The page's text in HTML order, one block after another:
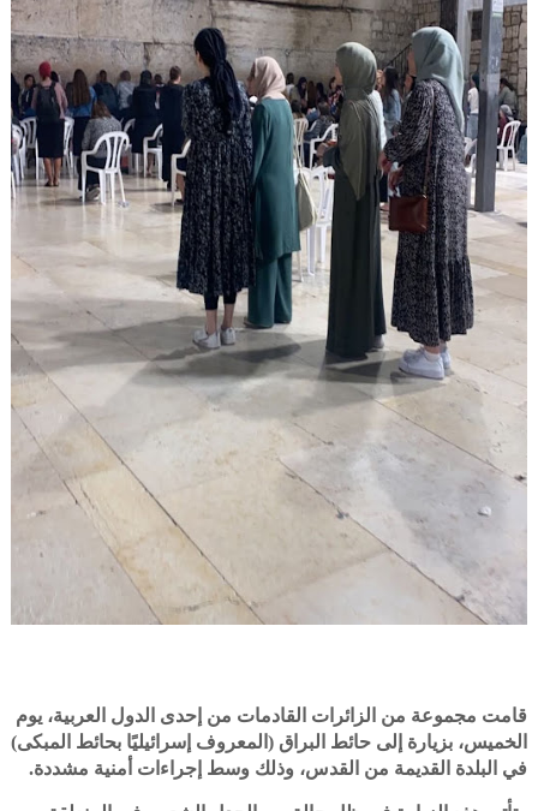
قامت مجموعة من الزائرات القادمات من إحدى الدول العربية، يوم
الخميس، بزيارة إلى حائط البراق (المعروف إسرائيليًا بحائط المبكى)
في البلدة القديمة من القدس، وذلك وسط إجراءات أمنية مشددة.